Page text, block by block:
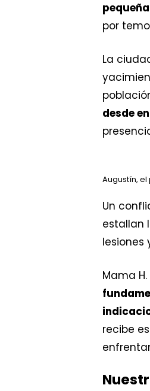
por
La
desde
Augustín,
Un
estallan
lesiones
Mama
recibe